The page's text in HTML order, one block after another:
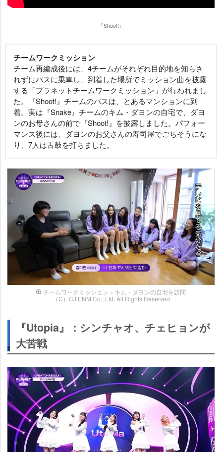
『Shoot!』
チームワークミッション
チーム再編成後には、4チームがそれぞれ目的地を知らさ
れずにバスに乗車し、到着した場所でミッション曲を披露
する「プラネットチームワークミッション」が行われまし
た。『Shoot!』チームのバスは、とあるマンションに到
着。実は『Snake』チームのキム・ダヨンの自宅で、ダヨ
ンのお母さんの前で『Shoot!』を披露しました。パフォー
マンス後には、ダヨンのお父さんの寿司屋でごちそうにな
り、7人は舌鼓を打ちました。
チームワークミッション＝キム・ダヨンの自宅を訪問
（C）CJ ENM Co., Ltd, All Rights Reserved
『Utopia』：シンチャオ、チェヒョンが
大苦戦